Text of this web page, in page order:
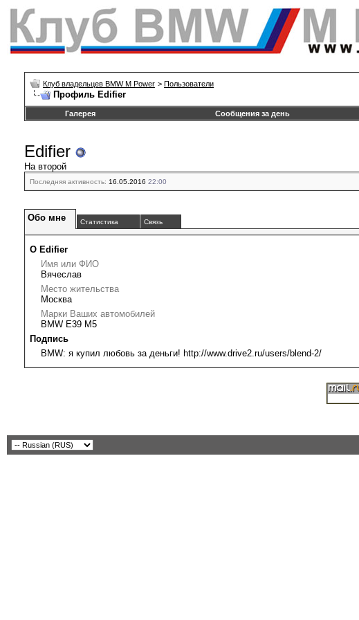
Клуб владельцев BMW M Power > Пользователи
Профиль Edifier
Галерея Сообщения за день
Edifier
На второй
Последняя активность: 16.05.2016 22:00
Обо мне Статистика Связь
О Edifier
Имя или ФИО
Вячеслав
Место жительства
Москва
Марки Ваших автомобилей
BMW E39 M5
Подпись
BMW: я купил любовь за деньги! http://www.drive2.ru/users/blend-2/